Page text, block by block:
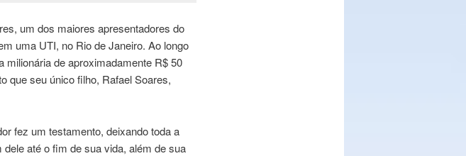
um dos maiores apresentadores do
uma UTI, no Rio de Janeiro. Ao longo
milionária de aproximadamente R$ 50
que seu único filho, Rafael Soares,
fez um testamento, deixando toda a
até o fim de sua vida, além de sua